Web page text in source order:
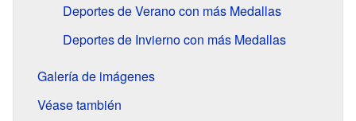
Deportes de Verano con más Medallas
Deportes de Invierno con más Medallas
Galería de imágenes
Véase también